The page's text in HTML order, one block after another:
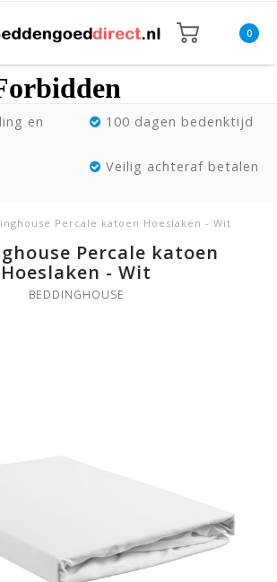
0
en
100 dagen bedenktijd
Veilig achteraf betalen
Percale katoen Hoeslaken - Wit
Percale katoen
Hoeslaken - Wit
BEDDINGHOUSE